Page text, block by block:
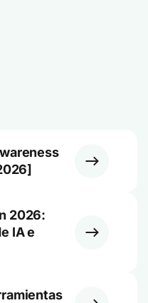
2026:
IA e